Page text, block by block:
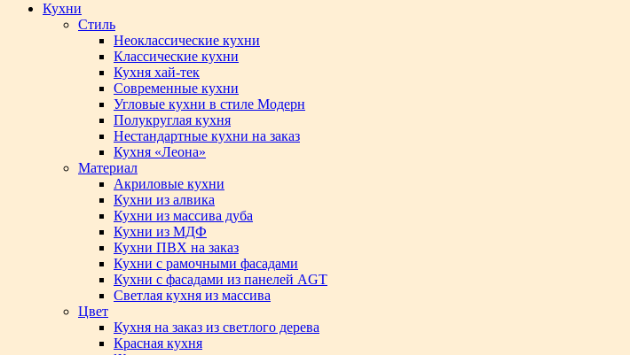
Кухни
Стиль
Неоклассические кухни
Классические кухни
Кухня хай-тек
Современные кухни
Угловые кухни в стиле Модерн
Полукруглая кухня
Нестандартные кухни на заказ
Кухня «Леона»
Материал
Акриловые кухни
Кухни из алвика
Кухни из массива дуба
Кухни из МДФ
Кухни ПВХ на заказ
Кухни с рамочными фасадами
Кухни с фасадами из панелей AGT
Светлая кухня из массива
Цвет
Кухня на заказ из светлого дерева
Красная кухня